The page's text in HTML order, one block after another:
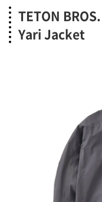
TETON
Yari Jacket